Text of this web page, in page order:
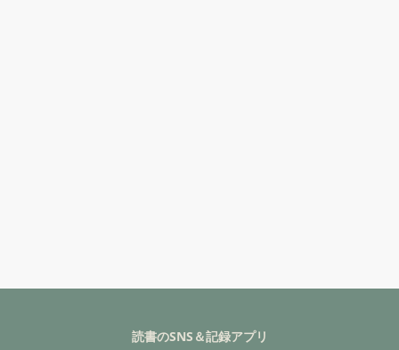
読書のSNS＆記録アプリ